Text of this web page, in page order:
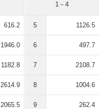
616.2
1946.0
1182.8
2614.9
2065.5
1－4
5 1126.5
6 497.7
7 2108.7
8 1004.6
9 262.4